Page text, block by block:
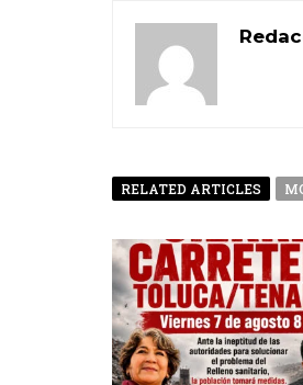
RELATED ARTICLES